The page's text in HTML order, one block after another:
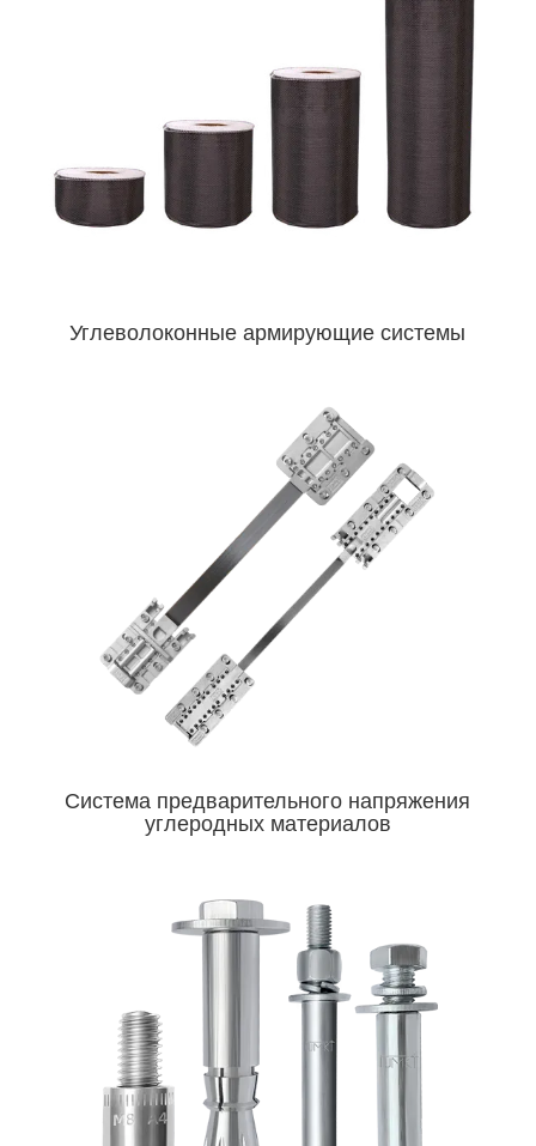
Углеволоконные армирующие системы
Система предварительного напряжения
углеродных материалов